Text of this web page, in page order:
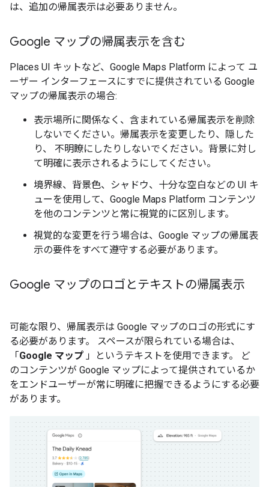
は、追加の帰属表示は必要ありません。
Google マップの帰属表示を含む
Places UI キットなど、Google Maps Platform によって ユ
ーザー インターフェースにすでに提供されている Google
マップの帰属表示の場合:
表示場所に関係なく、含まれている帰属表示を削除
しないでください。帰属表示を変更したり、隠した
り、 不明瞭にしたりしないでください。背景に対し
て明確に表示されるようにしてください。
境界線、背景色、シャドウ、十分な空白などの UI キ
ューを使用して、Google Maps Platform コンテンツ
を他のコンテンツと常に視覚的に区別します。
視覚的な変更を行う場合は、Google マップの帰属表
示の要件をすべて遵守する必要があります。
Google マップのロゴとテキストの帰属表示
可能な限り、帰属表示は Google マップのロゴの形式にす
る必要があります。 スペースが限られている場合は、
「Google マップ 」というテキストを使用できます。 ど
のコンテンツが Google マップによって提供されているか
をエンドユーザーが常に明確に把握できるようにする必要
があります。